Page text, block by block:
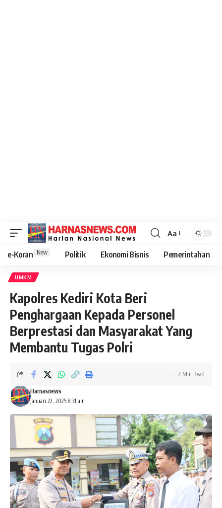
Aa
e-Koran New Politik Ekonomi Bisnis Pemerintahan
UMKM
Kapolres Kediri Kota Beri
Penghargaan Kepada Personel
Berprestasi dan Masyarakat Yang
Membantu Tugas Polri
Januari 22, 2025 8:31 am
Harnasnews
2 Min Read